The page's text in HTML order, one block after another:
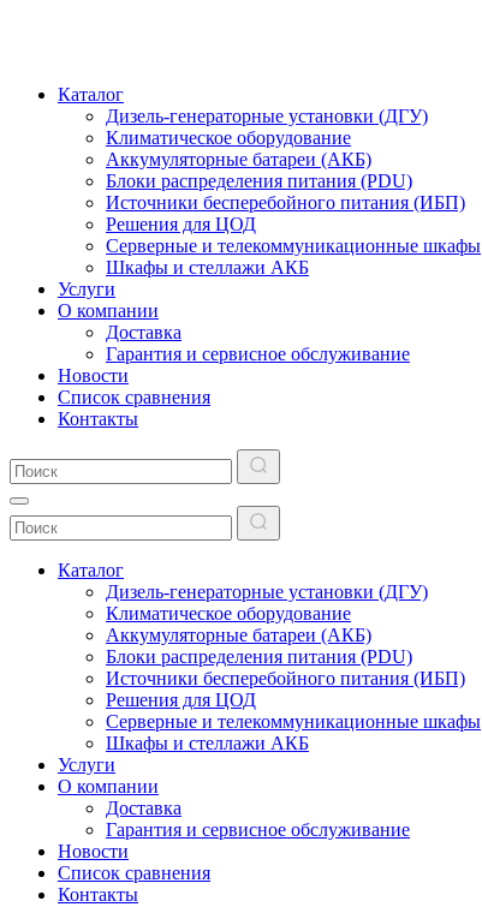
Каталог
Дизель-генераторные установки (ДГУ)
Климатическое оборудование
Аккумуляторные батареи (АКБ)
Блоки распределения питания (PDU)
Источники бесперебойного питания (ИБП)
Решения для ЦОД
Серверные и телекоммуникационные шкафы
Шкафы и стеллажи АКБ
Услуги
О компании
Доставка
Гарантия и сервисное обслуживание
Новости
Список сравнения
Контакты
Каталог
Дизель-генераторные установки (ДГУ)
Климатическое оборудование
Аккумуляторные батареи (АКБ)
Блоки распределения питания (PDU)
Источники бесперебойного питания (ИБП)
Решения для ЦОД
Серверные и телекоммуникационные шкафы
Шкафы и стеллажи АКБ
Услуги
О компании
Доставка
Гарантия и сервисное обслуживание
Новости
Список сравнения
Контакты